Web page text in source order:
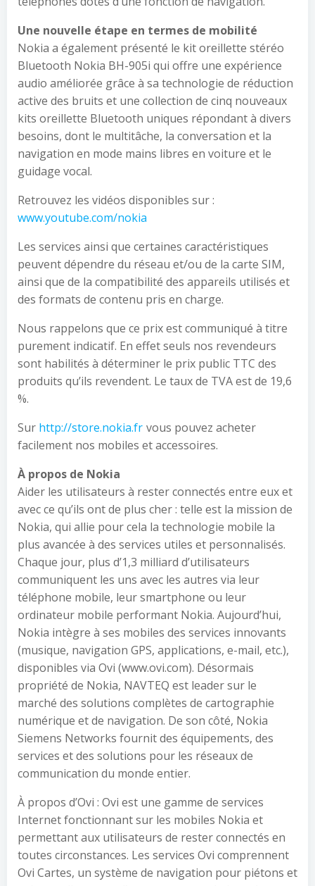
Une nouvelle étape en termes de mobilité
Nokia a également présenté le kit oreillette stéréo
Bluetooth Nokia BH-905i qui offre une expérience
audio améliorée grâce à sa technologie de réduction
active des bruits et une collection de cinq nouveaux
kits oreillette Bluetooth uniques répondant à divers
besoins, dont le multitâche, la conversation et la
navigation en mode mains libres en voiture et le
guidage vocal.
Retrouvez les vidéos disponibles sur :
www.youtube.com/nokia
Les services ainsi que certaines caractéristiques
peuvent dépendre du réseau et/ou de la carte SIM,
ainsi que de la compatibilité des appareils utilisés et
des formats de contenu pris en charge.
Nous rappelons que ce prix est communiqué à titre
purement indicatif. En effet seuls nos revendeurs
sont habilités à déterminer le prix public TTC des
produits qu’ils revendent. Le taux de TVA est de 19,6
%.
Sur http://store.nokia.fr vous pouvez acheter
facilement nos mobiles et accessoires.
À propos de Nokia
Aider les utilisateurs à rester connectés entre eux et
avec ce qu’ils ont de plus cher : telle est la mission de
Nokia, qui allie pour cela la technologie mobile la
plus avancée à des services utiles et personnalisés.
Chaque jour, plus d’1,3 milliard d’utilisateurs
communiquent les uns avec les autres via leur
téléphone mobile, leur smartphone ou leur
ordinateur mobile performant Nokia. Aujourd’hui,
Nokia intègre à ses mobiles des services innovants
(musique, navigation GPS, applications, e-mail, etc.),
disponibles via Ovi (www.ovi.com). Désormais
propriété de Nokia, NAVTEQ est leader sur le
marché des solutions complètes de cartographie
numérique et de navigation. De son côté, Nokia
Siemens Networks fournit des équipements, des
services et des solutions pour les réseaux de
communication du monde entier.
À propos d’Ovi : Ovi est une gamme de services
Internet fonctionnant sur les mobiles Nokia et
permettant aux utilisateurs de rester connectés en
toutes circonstances. Les services Ovi comprennent
Ovi Cartes, un système de navigation pour piétons et